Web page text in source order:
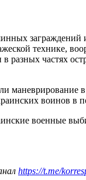
заграждений
технике,
разных частях
воинов в
военные
https://t.me/